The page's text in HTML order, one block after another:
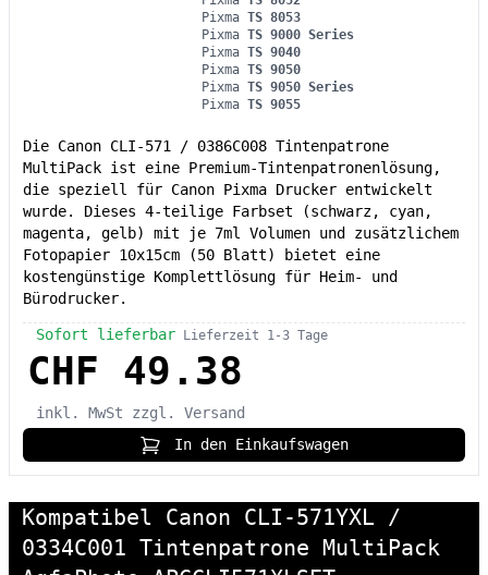
Pixma TS 8053
Pixma TS 9000 Series
Pixma TS 9040
Pixma TS 9050
Pixma TS 9050 Series
Pixma TS 9055
Die Canon CLI-571 / 0386C008 Tintenpatrone
MultiPack ist eine Premium-Tintenpatronenlösung,
die speziell für Canon Pixma Drucker entwickelt
wurde. Dieses 4-teilige Farbset (schwarz, cyan,
magenta, gelb) mit je 7ml Volumen und zusätzlichem
Fotopapier 10x15cm (50 Blatt) bietet eine
kostengünstige Komplettlösung für Heim- und
Bürodrucker.
Sofort lieferbar Lieferzeit 1-3 Tage
CHF 49.38
inkl. MwSt
zzgl. Versand
In den Einkaufswagen
Kompatibel Canon CLI-571YXL /
0334C001 Tintenpatrone MultiPack